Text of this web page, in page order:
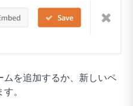
を追加するか、新しいペ
。